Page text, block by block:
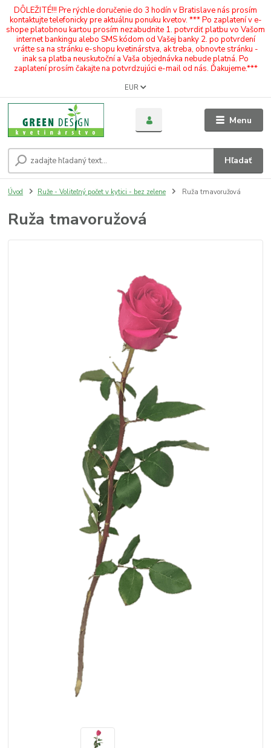
DÔLEŽITÉ!!! Pre rýchle doručenie do 3 hodín v Bratislave nás prosím
kontaktujte telefonicky pre aktuálnu ponuku kvetov. *** Po zaplatení v e-
shope platobnou kartou prosím nezabudnite 1. potvrdiť platbu vo Vašom
internet bankingu alebo SMS kódom od Vašej banky 2. po potvrdení
vráťte sa na stránku e-shopu kvetinárstva, ak treba, obnovte stránku -
inak sa platba neuskutoční a Vaša objednávka nebude platná. Po
zaplatení prosím čakajte na potvrdzujúci e-mail od nás. Ďakujeme.***
Menu
EUR
Hľadať
Úvod Ruže - Voliteľný počet v kytici - bez zelene Ruža tmavoružová
Ruža tmavoružová